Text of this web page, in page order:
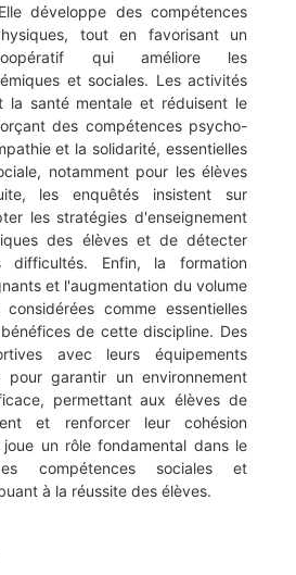
développe des compétences
tout en favorisant un
qui améliore les
et sociales. Les activités
la santé mentale et réduisent le
des compétences psycho-
et la solidarité, essentielles
notamment pour les élèves
les enquêtés insistent sur
les stratégies d'enseignement
des élèves et de détecter
difficultés. Enfin, la formation
et l'augmentation du volume
comme essentielles
de cette discipline. Des
avec leurs équipements
pour garantir un environnement
permettant aux élèves de
et renforcer leur cohésion
joue un rôle fondamental dans le
compétences sociales et
à la réussite des élèves.